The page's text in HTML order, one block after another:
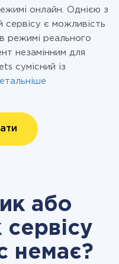
онлайн. Однією з
є можливість
режимі реального
незамінним для
сумісний із
або
немає?